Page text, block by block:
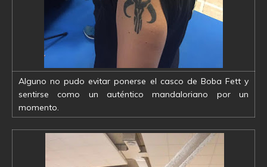
Alguno no pudo evitar ponerse el casco de Boba Fett y
sentirse como un auténtico mandaloriano por un
momento.